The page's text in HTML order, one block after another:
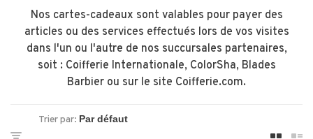
Nos cartes-cadeaux sont valables pour payer des
articles ou des services effectués lors de vos visites
dans l'un ou l'autre de nos succursales partenaires,
soit : Coifferie Internationale, ColorSha, Blades
Barbier ou sur le site Coifferie.com.
Trier par: